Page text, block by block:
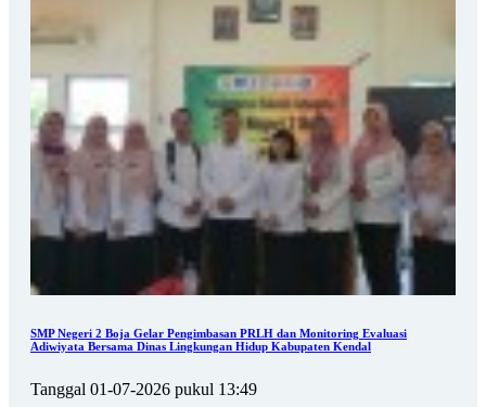
SMP Negeri 2 Boja Gelar Pengimbasan PRLH dan Monitoring Evaluasi
Adiwiyata Bersama Dinas Lingkungan Hidup Kabupaten Kendal
Tanggal 01-07-2026 pukul 13:49